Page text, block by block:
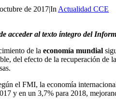
de 2017|In Actualidad CCE
acceder al texto íntegro del
de la economía mundial
del efecto de la recuperación de
el FMI, la economía
y en un 3,7% para 2018,